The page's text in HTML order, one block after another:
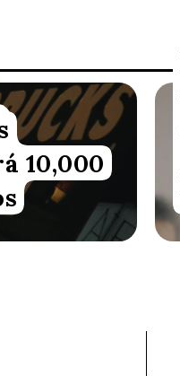
10,000